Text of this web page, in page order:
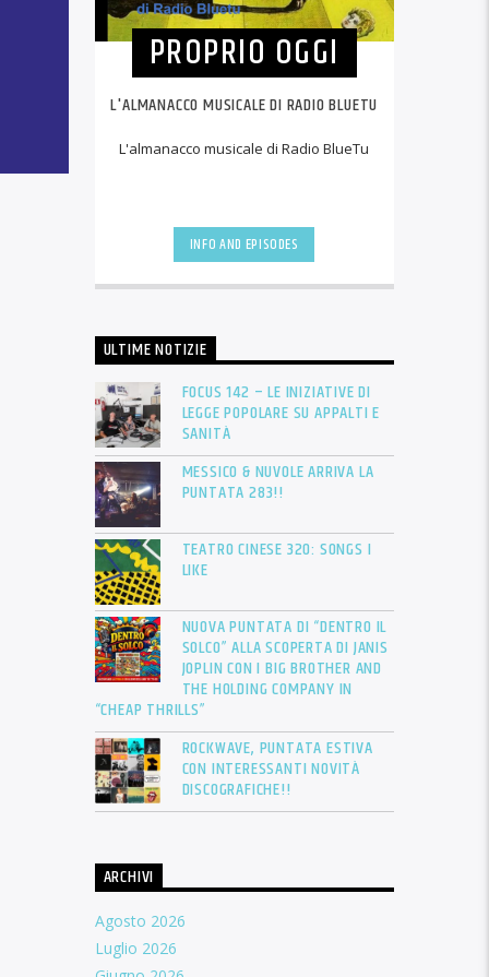
PROPRIO OGGI
L'ALMANACCO MUSICALE DI RADIO BLUETU
L'almanacco musicale di Radio BlueTu
INFO AND EPISODES
ULTIME NOTIZIE
FOCUS 142 – LE INIZIATIVE DI
LEGGE POPOLARE SU APPALTI E
SANITÀ
MESSICO & NUVOLE ARRIVA LA
PUNTATA 283!!
TEATRO CINESE 320: SONGS I
LIKE
NUOVA PUNTATA DI “DENTRO IL
SOLCO” ALLA SCOPERTA DI JANIS
JOPLIN CON I BIG BROTHER AND
THE HOLDING COMPANY IN
“CHEAP THRILLS”
ROCKWAVE, PUNTATA ESTIVA
CON INTERESSANTI NOVITÀ
DISCOGRAFICHE!!
ARCHIVI
Agosto 2026
Luglio 2026